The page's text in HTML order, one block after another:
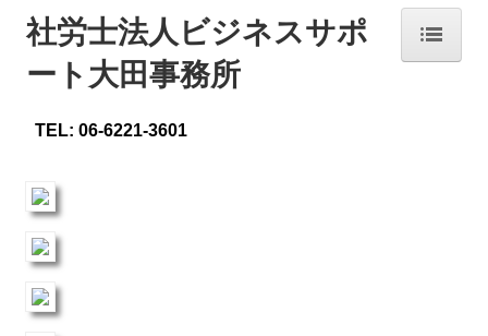
ホーム
事務所紹介
経営理念
社労士法人ビジネスサポ
ート大田事務所
TEL: 06-6221-3601